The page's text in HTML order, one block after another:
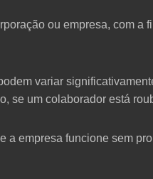
ou empresa, com
variar
se um colaborador está
empresa funcione sem